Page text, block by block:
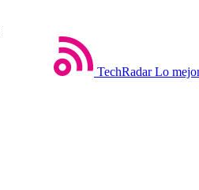
TechRadar Lo